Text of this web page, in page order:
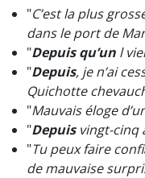
"C’est la plus
dans le port de
"Depuis qu’un l
"Depuis, je n’ai
Quichotte
"Mauvais éloge
"Depuisvingt-cinq
"Tu peux faire
de mauvaise